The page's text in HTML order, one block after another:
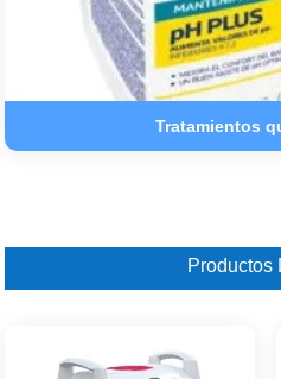
Tratamientos
Productos